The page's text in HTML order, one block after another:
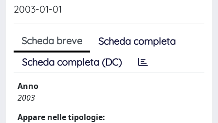
2003-01-01
Scheda breve
Scheda completa
Scheda completa (DC)
Anno
2003
Appare nelle tipologie: